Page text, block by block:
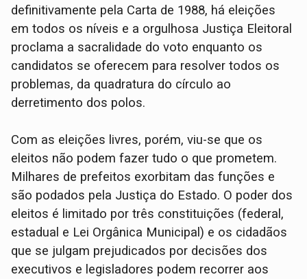
definitivamente pela Carta de 1988, há eleições
em todos os níveis e a orgulhosa Justiça Eleitoral
proclama a sacralidade do voto enquanto os
candidatos se oferecem para resolver todos os
problemas, da quadratura do círculo ao
derretimento dos polos.
Com as eleições livres, porém, viu-se que os
eleitos não podem fazer tudo o que prometem.
Milhares de prefeitos exorbitam das funções e
são podados pela Justiça do Estado. O poder dos
eleitos é limitado por três constituições (federal,
estadual e Lei Orgânica Municipal) e os cidadãos
que se julgam prejudicados por decisões dos
executivos e legisladores podem recorrer aos